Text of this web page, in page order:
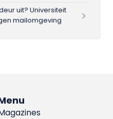
uit? Universiteit
mailomgeving